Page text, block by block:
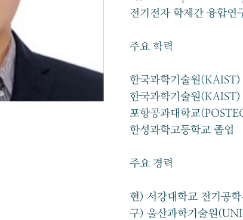
전기전자 학제간 융합연
주요 학력
한국과학기술원(KAIST)
한국과학기술원(KAIST)
포항공과대학교
한성과학고등학교 졸업
주요 경력
현) 서강대학교 전기공
구) 울산과학기술원